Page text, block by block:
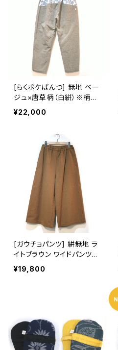
[らくポケぱんつ] 無地 ベー
ジュ×唐草柄（白絣）※柄部
分：手織り久留米絣使用 池
田絣工房
¥22,000
[ガウチョパンツ] 絣無地 ラ
イトブラウン ワイドパンツ
久留米絣使用 池田絣工房
¥19,800